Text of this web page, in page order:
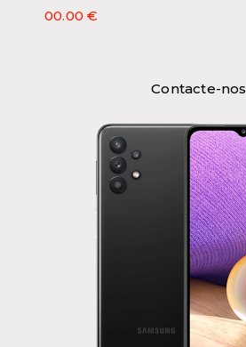
00.00 €
Contacte-nos